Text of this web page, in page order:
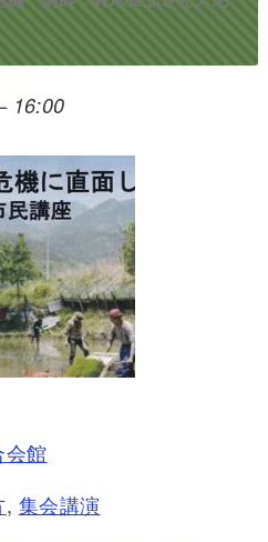
16:00
会館
, 集会講演